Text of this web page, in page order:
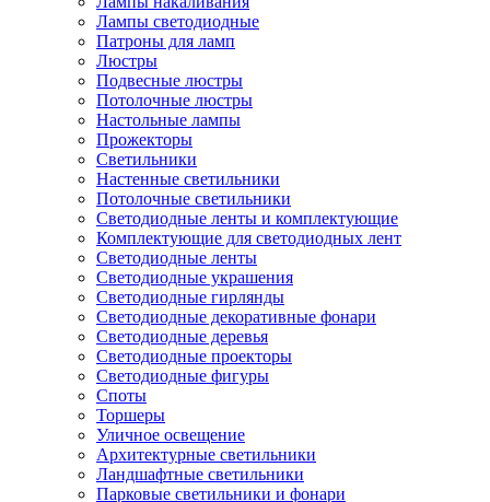
Лампы светодиодные
Патроны для ламп
Люстры
Подвесные люстры
Потолочные люстры
Настольные лампы
Прожекторы
Светильники
Настенные светильники
Потолочные светильники
Светодиодные ленты и комплектующие
Комплектующие для светодиодных лент
Светодиодные ленты
Светодиодные украшения
Светодиодные гирлянды
Светодиодные декоративные фонари
Светодиодные деревья
Светодиодные проекторы
Светодиодные фигуры
Споты
Торшеры
Уличное освещение
Архитектурные светильники
Ландшафтные светильники
Парковые светильники и фонари